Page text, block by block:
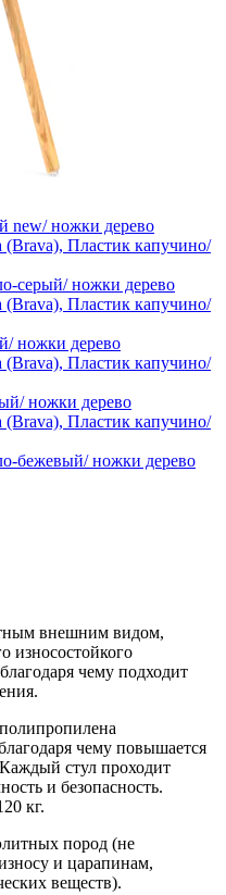
new/ ножки дерево
серый/ ножки дерево
ножки дерево
ножки дерево
бежевый/ ножки дерево
внешним видом,
износостойкого
чему подходит
чему повышается
стул проходит
и безопасность.
кг.
пород (не
и царапинам,
веществ).